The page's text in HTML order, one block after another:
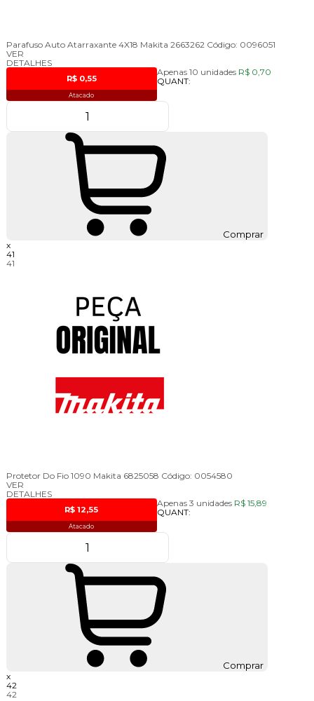
Parafuso Auto Atarraxante 4X18 Makita 2663262 Código: 0096051
VER
DETALHES
Apenas 10 unidades
R$ 0,55
Atacado
R$ 0,70
QUANT:
Comprar
x
41
41
Protetor Do Fio 1090 Makita 6825058 Código: 0054580
VER
DETALHES
Apenas 3 unidades
R$ 12,55
Atacado
R$ 15,89
QUANT:
Comprar
x
42
42